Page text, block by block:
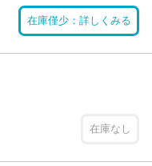
在庫僅少：詳しくみる
在庫なし